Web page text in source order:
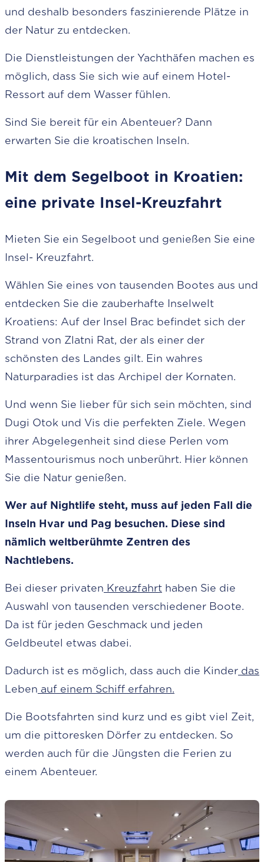
und deshalb besonders faszinierende Plätze in
der Natur zu entdecken.
Die Dienstleistungen der Yachthäfen machen es
möglich, dass Sie sich wie auf einem Hotel-
Ressort auf dem Wasser fühlen.
Sind Sie bereit für ein Abenteuer? Dann
erwarten Sie die kroatischen Inseln.
Mit dem Segelboot in Kroatien:
eine private Insel-Kreuzfahrt
Mieten Sie ein Segelboot und genießen Sie eine
Insel- Kreuzfahrt.
Wählen Sie eines von tausenden Bootes aus und
entdecken Sie die zauberhafte Inselwelt
Kroatiens: Auf der Insel Brac befindet sich der
Strand von Zlatni Rat, der als einer der
schönsten des Landes gilt. Ein wahres
Naturparadies ist das Archipel der Kornaten.
Und wenn Sie lieber für sich sein möchten, sind
Dugi Otok und Vis die perfekten Ziele. Wegen
ihrer Abgelegenheit sind diese Perlen vom
Massentourismus noch unberührt. Hier können
Sie die Natur genießen.
Wer auf Nightlife steht, muss auf jeden Fall die
Inseln Hvar und Pag besuchen. Diese sind
nämlich weltberühmte Zentren des
Nachtlebens.
Bei dieser privaten Kreuzfahrt haben Sie die
Auswahl von tausenden verschiedener Boote.
Da ist für jeden Geschmack und jeden
Geldbeutel etwas dabei.
Dadurch ist es möglich, dass auch die Kinder das
Leben auf einem Schiff erfahren.
Die Bootsfahrten sind kurz und es gibt viel Zeit,
um die pittoresken Dörfer zu entdecken. So
werden auch für die Jüngsten die Ferien zu
einem Abenteuer.